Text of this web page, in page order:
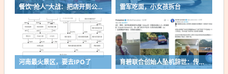
餐饮“抢人”大战：把店开到公交站、演唱会… 雷军吃面，小女孩拆台
河南最火景区，要去IPO了 育碧联合创始人坠机辞世：传奇背后的关键人物